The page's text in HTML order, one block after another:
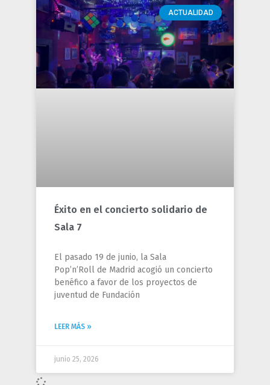
ACTUALIDAD
Éxito en el concierto solidario de
Sala 7
El pasado 19 de junio, la Sala
Pop’n’Roll de Madrid acogió un concierto
benéfico a favor de los proyectos de
juventud de Fundación
LEER MÁS »
junio 25, 2026